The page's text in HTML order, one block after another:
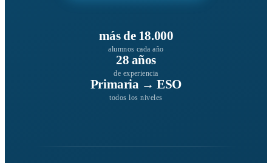
más de 18.000
alumnos cada año
28 años
de experiencia
Primaria → ESO
todos los niveles